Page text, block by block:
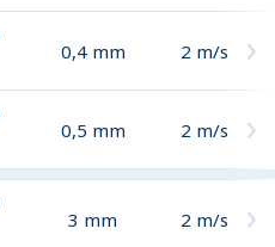
0,4 mm 2 m/s
0,5 mm 2 m/s
3 mm 2 m/s